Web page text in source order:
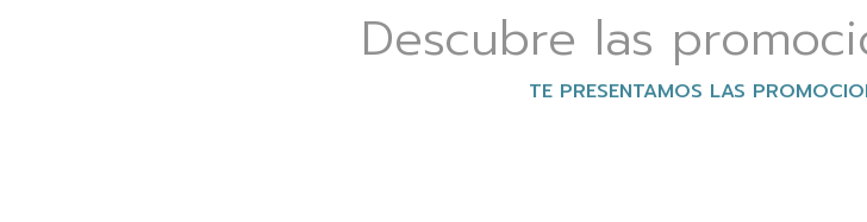
Descubre las
TE PRESENTAMOS LAS